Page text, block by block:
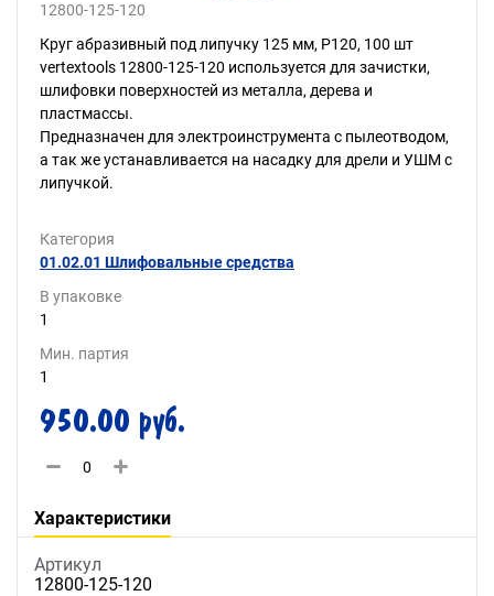
12800-125-120
Круг абразивный под липучку 125 мм, Р120, 100 шт
vertextools 12800-125-120 используется для зачистки,
шлифовки поверхностей из металла, дерева и
пластмассы.
Предназначен для электроинструмента с пылеотводом,
а так же устанавливается на насадку для дрели и УШМ с
липучкой.
Категория
01.02.01 Шлифовальные средства
В упаковке
1
Мин. партия
1
950.00 руб.
Характеристики
Артикул
12800-125-120